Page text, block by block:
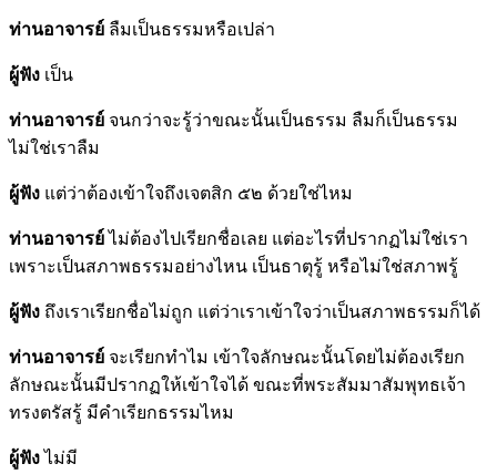
ท่านอาจารย์ ลืมเป็นธรรมหรือเปล่า
ผู้ฟัง เป็น
ท่านอาจารย์ จนกว่าจะรู้ว่าขณะนั้นเป็นธรรม ลืมก็เป็นธรรม
ไม่ใช่เราลืม
ผู้ฟัง แต่ว่าต้องเข้าใจถึงเจตสิก ๕๒ ด้วยใช่ไหม
ท่านอาจารย์ไม่ต้องไปเรียกชื่อเลย แต่อะไรที่ปรากฏไม่ใช่เรา
เพราะเป็นสภาพธรรมอย่างไหน เป็นธาตุรู้ หรือไม่ใช่สภาพรู้
ผู้ฟัง ถึงเราเรียกชื่อไม่ถูก แต่ว่าเราเข้าใจว่าเป็นสภาพธรรมก็ได้
ท่านอาจารย์ จะเรียกทำไม เข้าใจลักษณะนั้นโดยไม่ต้องเรียก
ลักษณะนั้นมีปรากฏให้เข้าใจได้ ขณะที่พระสัมมาสัมพุทธเจ้า
ทรงตรัสรู้ มีคำเรียกธรรมไหม
ผู้ฟังไม่มี